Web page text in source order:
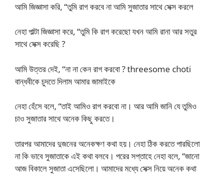
আমি জিজ্ঞাসা করি, “তুমি রাগ করবে না আমি সুজাতার সাথে সেক্স করলে
নেহা পাল্টা জিজ্ঞাসা করে, “তুমি কি রাগ করেছো যখন আমি রানা আর সতুর
সাথে সেক্স করেছি ?
আমি উত্তর দেই, “না না কেন রাগ করবো ? threesome choti
বান্ধবীকে চুদতে দিলাম আমার জামাইকে
নেহা হেঁসে বলে, “তাই আমিও রাগ করবো না। আর আমি জানি যে তুমিও
চাও সুজাতার সাথে অনেক কিছু করতে।
তারপর আমাদের দুজনের অনেকক্ষণ কথা হয়। নেহা ঠিক করতে পারছিলো
না কি ভাবে সুজাতাকে এই কথা বলবে। পরের সপ্তাহে নেহা বলে, “জানো
আজ বিকালে সুজাতা এসেছিলো। আমাদের মধ্যে সেক্স নিয়ে অনেক কথা